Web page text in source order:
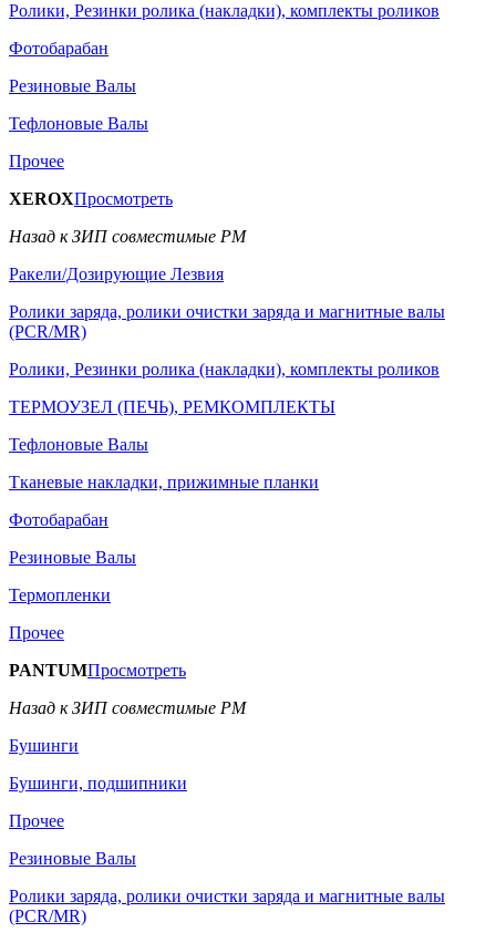
Ролики, Резинки ролика (накладки), комплекты роликов
Фотобарабан
Резиновые Валы
Тефлоновые Валы
Прочее
XEROXПросмотреть
Назад к ЗИП совместимые РМ
Ракели/Дозирующие Лезвия
Ролики заряда, ролики очистки заряда и магнитные валы
(PCR/MR)
Ролики, Резинки ролика (накладки), комплекты роликов
ТЕРМОУЗЕЛ (ПЕЧЬ), РЕМКОМПЛЕКТЫ
Тефлоновые Валы
Тканевые накладки, прижимные планки
Фотобарабан
Резиновые Валы
Термопленки
Прочее
PANTUMПросмотреть
Назад к ЗИП совместимые РМ
Бушинги
Бушинги, подшипники
Прочее
Резиновые Валы
Ролики заряда, ролики очистки заряда и магнитные валы
(PCR/MR)